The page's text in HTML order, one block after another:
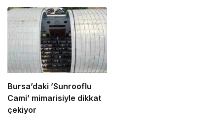
Bursa’daki ’Sunrooflu
Cami’ mimarisiyle dikkat
çekiyor